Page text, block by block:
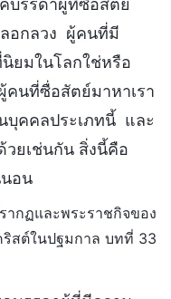
อกลวง ผู้คนที่มี
ยมในโลกใช่หรือ
นที่ซื่อสัตย์มาหาเรา
บุคคลประเภทนี้ และ
วยเช่นกัน สิ่งนี้คือ
อน
ากฏและพระราชกิจของ
ริสต์ในปฐมกาล บทที่ 33